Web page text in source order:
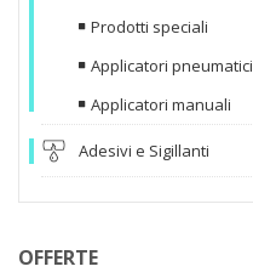
Prodotti speciali
Applicatori pneumatici
Applicatori manuali
Adesivi e Sigillanti
OFFERTE